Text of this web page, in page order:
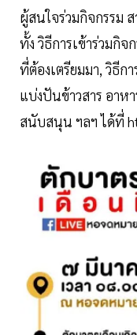
ผู้สนใจร่วมกิจกรรม
ทั้ง วิธีการเข้าร่วมกิ
ที่ต้องเตรียมมา, วิธี
แบ่งปันข้าวสาร อาห
สนับสนุน ฯลฯ ได้ที่